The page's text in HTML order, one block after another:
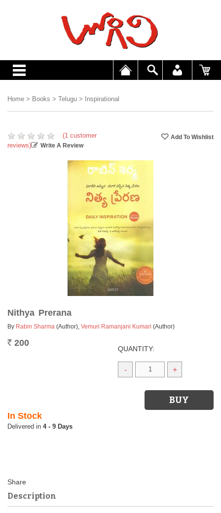
Home > Books > Telugu > Inspirational
(1 customer
reviews)
Write A Review
Nithya Prerana
By Rabin Sharma (Author), Vemuri Ramanjani Kumari (Author)
Rs. 200
QUANTITY:
- +
In Stock
4 - 9 Days
Description